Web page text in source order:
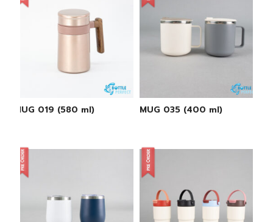
MUG 019 (580 ml) MUG 035 (400 ml)